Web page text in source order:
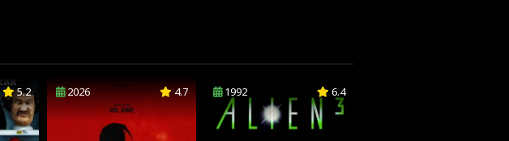
5.2 2026 4.7 1992 6.4